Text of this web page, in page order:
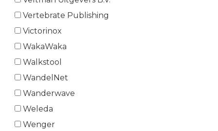
Vertebrate Publishing
Victorinox
WakaWaka
Walkstool
WandelNet
Wanderwave
Weleda
Wenger